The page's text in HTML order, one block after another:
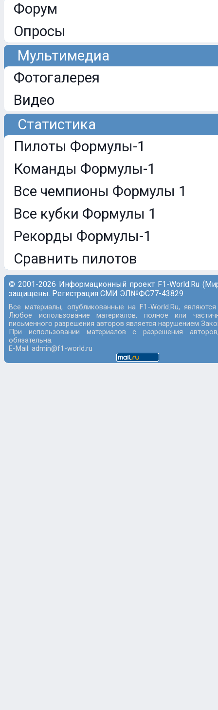
Форум
Опросы
Мультимедиа
Фотогалерея
Видео
Статистика
Пилоты Формулы-1
Команды Формулы-1
Все чемпионы Формулы 1
Все кубки Формулы 1
Рекорды Формулы-1
Сравнить пилотов
© 2001-2026 Информационный проект F1-World.Ru
защищены. Регистрация СМИ ЭЛ№ФС77-43829
Все материалы, опубликованные на F1-World.Ru,
Любое использование материалов, полное или
письменного разрешения авторов является нарушением
При использовании материалов с разрешения
обязательна.
E-Mail: admin@f1-world.ru